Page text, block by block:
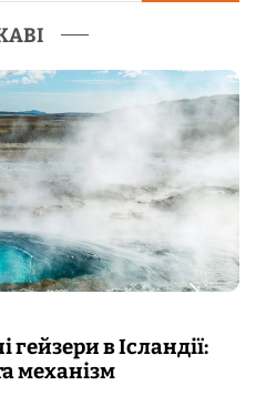
з’являються мурашки